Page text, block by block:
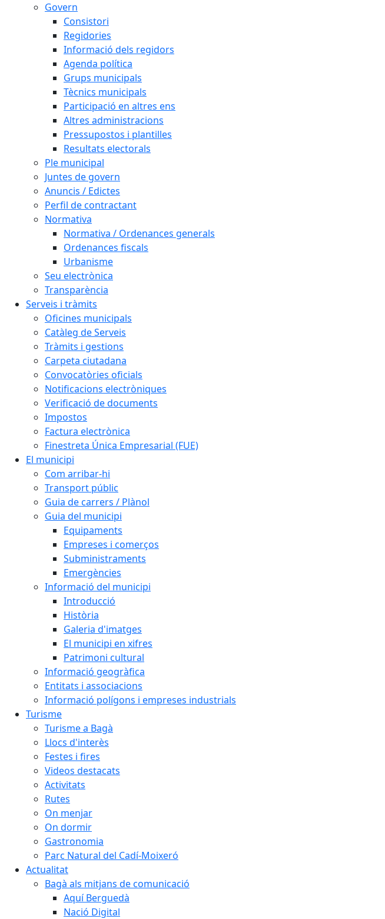
Govern
Consistori
Regidories
Informació dels regidors
Agenda política
Grups municipals
Tècnics municipals
Participació en altres ens
Altres administracions
Pressupostos i plantilles
Resultats electorals
Ple municipal
Juntes de govern
Anuncis / Edictes
Perfil de contractant
Normativa
Normativa / Ordenances generals
Ordenances fiscals
Urbanisme
Seu electrònica
Transparència
Serveis i tràmits
Oficines municipals
Catàleg de Serveis
Tràmits i gestions
Carpeta ciutadana
Convocatòries oficials
Notificacions electròniques
Verificació de documents
Impostos
Factura electrònica
Finestreta Única Empresarial (FUE)
El municipi
Com arribar-hi
Transport públic
Guia de carrers / Plànol
Guia del municipi
Equipaments
Empreses i comerços
Subministraments
Emergències
Informació del municipi
Introducció
Història
Galeria d'imatges
El municipi en xifres
Patrimoni cultural
Informació geogràfica
Entitats i associacions
Informació polígons i empreses industrials
Turisme
Turisme a Bagà
Llocs d'interès
Festes i fires
Videos destacats
Activitats
Rutes
On menjar
On dormir
Gastronomia
Parc Natural del Cadí-Moixeró
Actualitat
Bagà als mitjans de comunicació
Aquí Berguedà
Nació Digital